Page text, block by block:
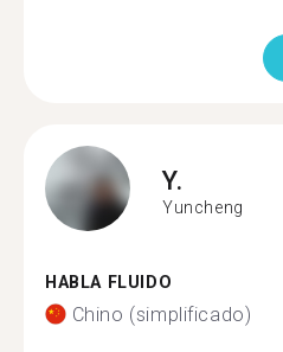
Y.
Yuncheng
HABLA FLUIDO
Chino (simplificado)